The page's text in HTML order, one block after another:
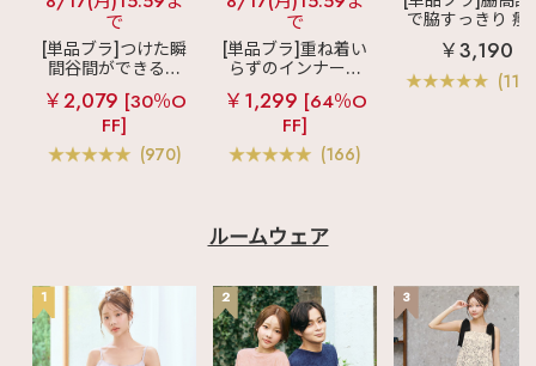
で
[単品ブラ]つけた瞬
間谷間ができるシ
ームレスブラ
超
盛ブラ(R) シームレ
ス 単品ブラジャー
￥2,079 [30％O
FF]
(970)
で
[単品ブラ]重ね着い
らずのインナーブ
ラ
リッチバスト
ブラトップ (ワイヤ
ー入り)
￥1,299 [64％O
FF]
(166)
で脇すっきり 痩
見えブラ
カシ
クールレース脇
ブラ(R) 単品ブラ
ャー
￥3,190
ルームウェア
1 2 3